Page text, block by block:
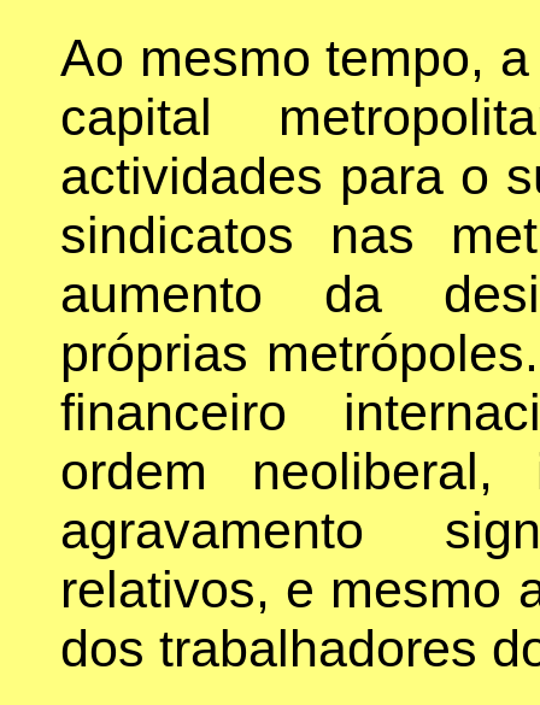
Ao mesmo tempo,
capital
actividades para o
sindicatos nas
aumento da
próprias
financeiro
ordem neoliberal,
agravamento
relativos, e mesmo
dos trabalhadores